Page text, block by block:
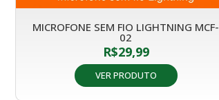
MICROFONE SEM FIO LIGHTNING MCF-
02
R$29,99
VER PRODUTO